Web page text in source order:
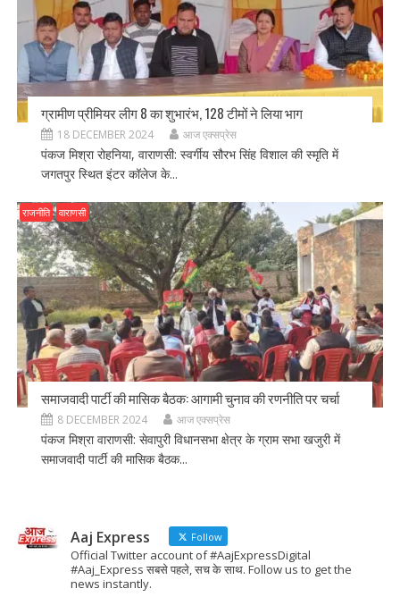
ग्रामीण प्रीमियर लीग 8 का शुभारंभ, 128 टीमों ने लिया भाग
18 DECEMBER 2024 आज एक्सप्रेस
पंकज मिश्रा रोहनिया, वाराणसी: स्वर्गीय सौरभ सिंह विशाल की स्मृति में
जगतपुर स्थित इंटर कॉलेज के...
राजनीति वाराणसी
समाजवादी पार्टी की मासिक बैठक: आगामी चुनाव की रणनीति पर चर्चा
8 DECEMBER 2024 आज एक्सप्रेस
पंकज मिश्रा वाराणसी: सेवापुरी विधानसभा क्षेत्र के ग्राम सभा खजुरी में
समाजवादी पार्टी की मासिक बैठक...
Aaj Express Follow
Official Twitter account of #AajExpressDigital
#Aaj_Express सबसे पहले, सच के साथ. Follow us to get the
news instantly.